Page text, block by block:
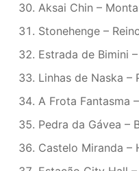
Aksai Chin –
Stonehenge –
Estrada de Bimini
Linhas de Naska –
A Frota Fantasma
Pedra da Gávea –
Castelo Miranda –